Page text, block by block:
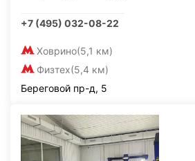
+7 (495) 032-08-22
Ховрино(5,1 км)
Физтех(5,4 км)
Береговой пр-д, 5